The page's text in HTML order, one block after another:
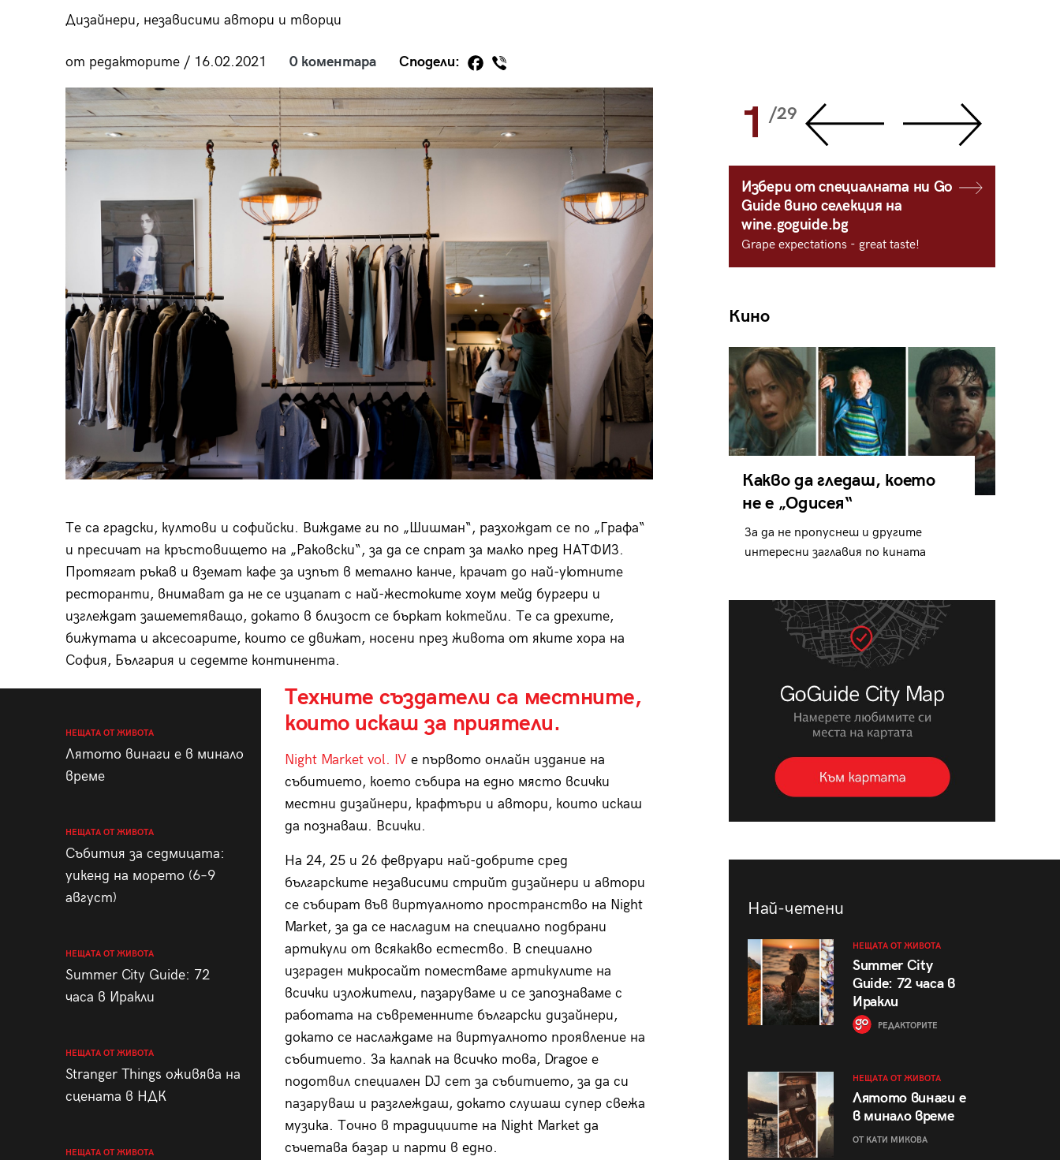
Дизайнери, независими автори и творци
от редакторите / 16.02.2021 0 коментара Сподели:
Те са градски, култови и софийски. Виждаме ги по „Шишман“, разхождат се по „Графа“
и пресичат на кръстовището на „Раковски“, за да се спрат за малко пред НАТФИЗ.
Протягат ръкав и взeмат кафе за изпът в метално канче, крачат до най-уютните
ресторанти, внимават да не се изцапат с най-жестоките хоум мейд бургери и
изглеждат зашеметяващо, докато в близост се бъркат коктейли. Те са дрехите,
бижутата и аксесоарите, които се движат, носени през живота от яките хора на
София, България и седемте континента.
НЕЩАТА ОТ ЖИВОТА
Лятото винаги е в минало
време
НЕЩАТА ОТ ЖИВОТА
Събития за седмицата:
уикенд на морето (6–9
август)
НЕЩАТА ОТ ЖИВОТА
Summer City Guide: 72
часа в Иракли
НЕЩАТА ОТ ЖИВОТА
Stranger Things оживява на
сцената в НДК
НЕЩАТА ОТ ЖИВОТА
Техните създатели са местните,
които искаш за приятели.
Night Market vol. IV е първото онлайн издание на
събитието, което събира на едно място всички
местни дизайнери, крафтъри и автори, които искаш
да познаваш. Всички.
На 24, 25 и 26 февруари най-добрите сред
българските независими стрийт дизайнери и автори
се събират във виртуалното пространство на Night
Market, за да се насладим на специално подбрани
артикули от всякакво естество. В специално
изграден микросайт поместваме артикулите на
всички изложители, пазаруваме и се запознаваме с
работата на съвременните български дизайнери,
докато се наслаждаме на виртуалното проявление на
събитието. За калпак на всичко това, Dragoe е
подотвил специален DJ сет за събитието, за да си
пазаруваш и разглеждаш, докато слушаш супер свежа
музика. Точно в традициите на Night Market да
съчетава базар и парти в едно.
28/29 29/29 1 /29
Избери от специалната ни Go
Guide вино селекция на
wine.goguide.bg
Grape expectations - great taste!
Кино
Какво да гледаш, което
не е „Одисея“
За да не пропуснеш и другите
интересни заглавия по кината
Най-четени
НЕЩАТА ОТ ЖИВОТА
Summer City
Guide: 72 часа в
Иракли
РЕДАКТОРИТЕ
НЕЩАТА ОТ ЖИВОТА
Лятото винаги е
в минало време
ОТ КАТИ МИКОВА